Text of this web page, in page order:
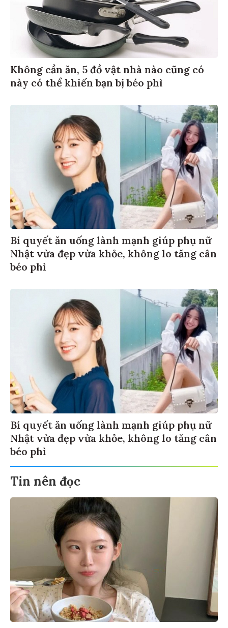
Không cần ăn, 5 đồ vật nhà nào cũng có
này có thể khiến bạn bị béo phì
Bí quyết ăn uống lành mạnh giúp phụ nữ
Nhật vừa đẹp vừa khỏe, không lo tăng cân
béo phì
Bí quyết ăn uống lành mạnh giúp phụ nữ
Nhật vừa đẹp vừa khỏe, không lo tăng cân
béo phì
Tin nên đọc